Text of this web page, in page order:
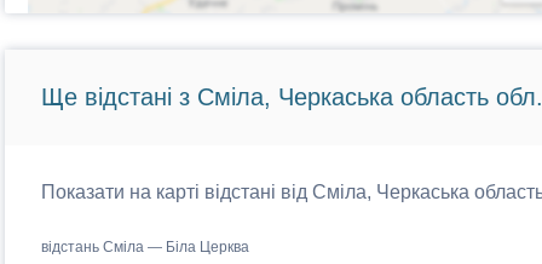
Ще відстані з Сміла, Черкаська область обл.
Показати на карті відстані від Сміла, Черкаська
відстань Сміла — Біла Церква